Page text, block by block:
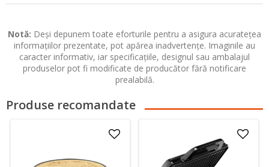
Notă: Deși depunem toate eforturile pentru a asigura acuratețea
informațiilor prezentate, pot apărea inadvertențe. Imaginile au
caracter informativ, iar specificațiile, designul sau ambalajul
produselor pot fi modificate de producător fără notificare
prealabilă.
Produse recomandate